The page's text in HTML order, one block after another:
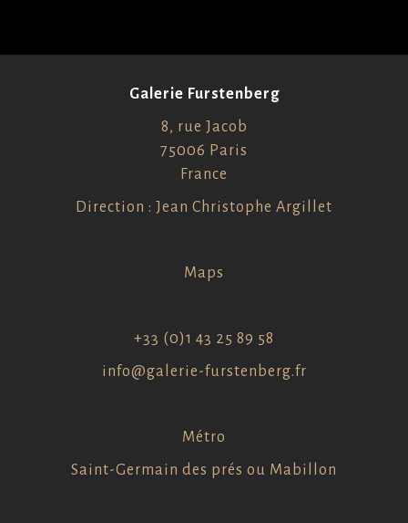
Galerie Furstenberg
8, rue Jacob
75006 Paris
France
Direction : Jean Christophe Argillet
Maps
+33 (0)1 43 25 89 58
info@galerie-furstenberg.fr
Métro
Saint-Germain des prés ou Mabillon